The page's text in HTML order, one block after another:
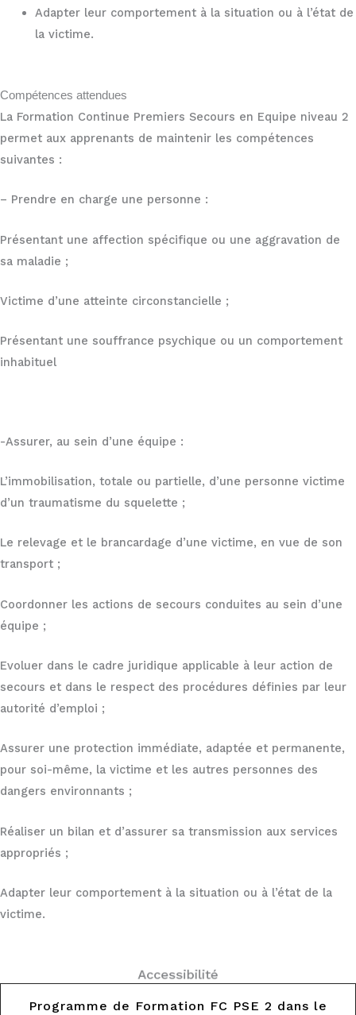
Adapter leur comportement à la situation ou à l’état de
la victime.
Compétences attendues
La Formation Continue Premiers Secours en Equipe niveau 2
permet aux apprenants de maintenir les compétences
suivantes :
– Prendre en charge une personne :
Présentant une affection spécifique ou une aggravation de
sa maladie ;
Victime d’une atteinte circonstancielle ;
Présentant une souffrance psychique ou un comportement
inhabituel
-Assurer, au sein d’une équipe :
L’immobilisation, totale ou partielle, d’une personne victime
d’un traumatisme du squelette ;
Le relevage et le brancardage d’une victime, en vue de son
transport ;
Coordonner les actions de secours conduites au sein d’une
équipe ;
Evoluer dans le cadre juridique applicable à leur action de
secours et dans le respect des procédures définies par leur
autorité d’emploi ;
Assurer une protection immédiate, adaptée et permanente,
pour soi-même, la victime et les autres personnes des
dangers environnants ;
Réaliser un bilan et d’assurer sa transmission aux services
appropriés ;
Adapter leur comportement à la situation ou à l’état de la
victime.
Accessibilité
situation de handicap. Toutefois, notre référent en la matière
projet de formation et anticiper les éventuels
Programme de Formation FC PSE 2 dans le